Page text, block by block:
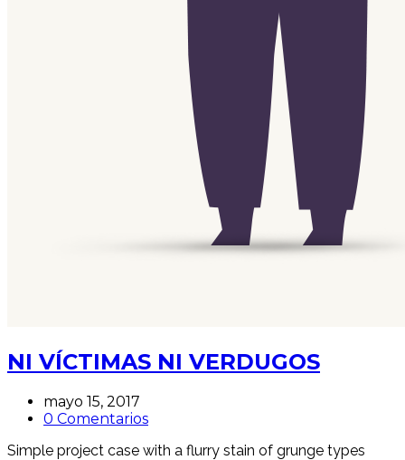
NI VÍCTIMAS NI VERDUGOS
mayo 15, 2017
0 Comentarios
Simple project case with a flurry stain of grunge types